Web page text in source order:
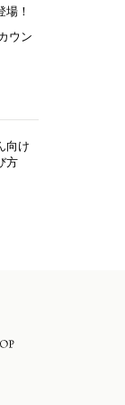
場！
ウン
向け
方